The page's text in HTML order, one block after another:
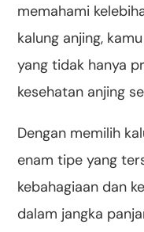
memahami
kalung anjing,
yang tidak hanya
kesehatan anjing
Dengan memilih
enam tipe yang
kebahagiaan dan
dalam jangka